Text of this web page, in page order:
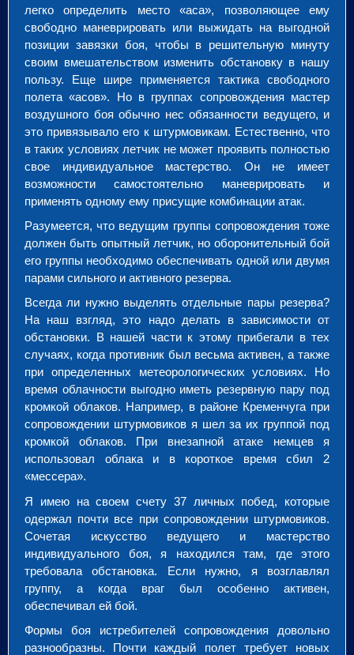
легко определить место «аса», позволяющее ему
свободно маневрировать или выжидать на выгодной
позиции завязки боя, чтобы в решительную минуту
своим вмешательством изменить обстановку в нашу
пользу. Еще шире применяется тактика свободного
полета «асов». Но в группах сопровождения мастер
воздушного боя обычно нес обязанности ведущего, и
это привязывало его к штурмовикам. Естественно, что
в таких условиях летчик не может проявить полностью
свое индивидуальное мастерство. Он не имеет
возможности самостоятельно маневрировать и
применять одному ему присущие комбинации атак.
Разумеется, что ведущим группы сопровождения тоже
должен быть опытный летчик, но оборонительный бой
его группы необходимо обеспечивать одной или двумя
парами сильного и активного резерва.
Всегда ли нужно выделять отдельные пары резерва?
На наш взгляд, это надо делать в зависимости от
обстановки. В нашей части к этому прибегали в тех
случаях, когда противник был весьма активен, а также
при определенных метеорологических условиях. Но
время облачности выгодно иметь резервную пару под
кромкой облаков. Например, в районе Кременчуга при
сопровождении штурмовиков я шел за их группой под
кромкой облаков. При внезапной атаке немцев я
использовал облака и в короткое время сбил 2
«мессера».
Я имею на своем счету 37 личных побед, которые
одержал почти все при сопровождении штурмовиков.
Сочетая искусство ведущего и мастерство
индивидуального боя, я находился там, где этого
требовала обстановка. Если нужно, я возглавлял
группу, а когда враг был особенно активен,
обеспечивал ей бой.
Формы боя истребителей сопровождения довольно
разнообразны. Почти каждый полет требует новых